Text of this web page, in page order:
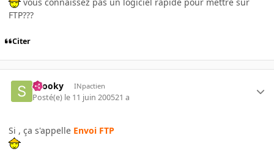
FTP???
Citer
snooky INpactien
Posté(e) le 11 juin 200521 a
Si , ça s'appelle Envoi FTP